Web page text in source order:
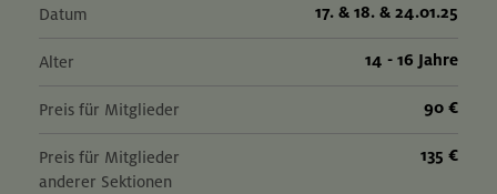
Karwendel
20.09.26
Mountainbike-Grundkurs Fahrtechnik und kleine Tour
Datum 17. & 18. & 24.01.25
Alter 14 - 16 Jahre
Preis für Mitglieder 90 €
Preis für Mitglieder
anderer Sektionen
135 €